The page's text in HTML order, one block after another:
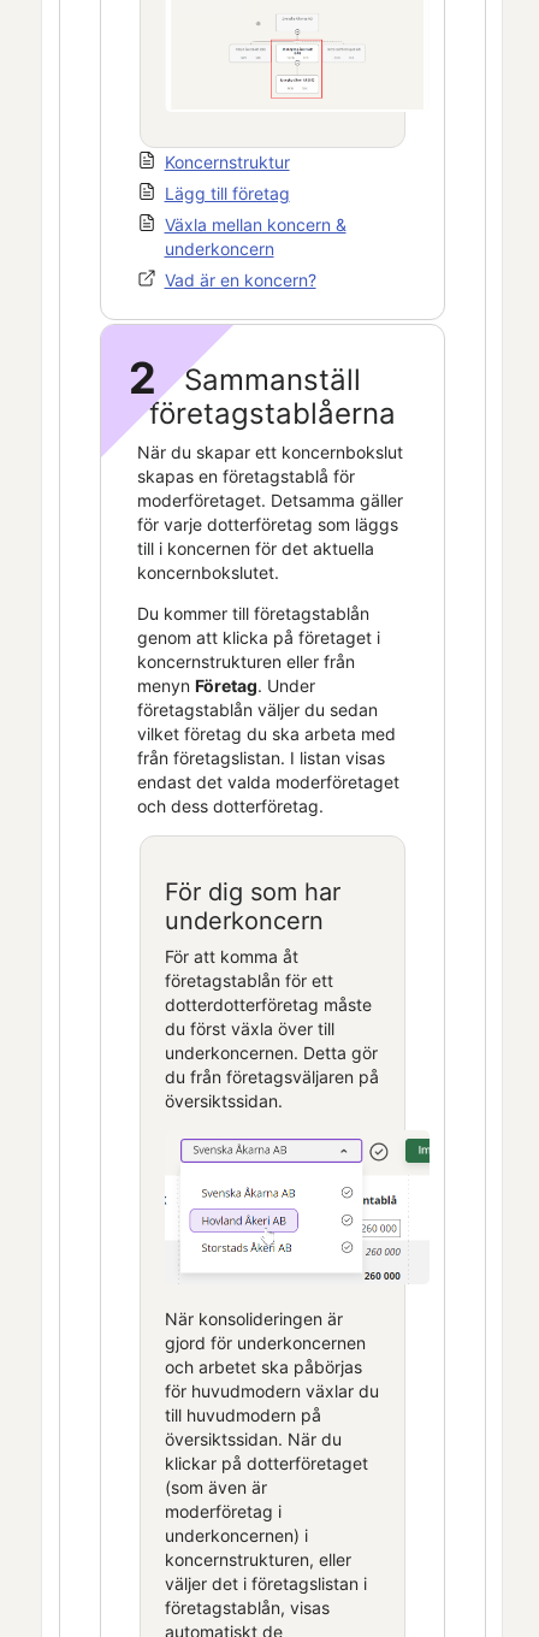
Koncernstruktur
Lägg till företag
Växla mellan koncern &
underkoncern
Vad är en koncern?
2
Sammanställ
företagstablåerna
När du skapar ett koncernbokslut
skapas en företagstablå för
moderföretaget. Detsamma gäller
för varje dotterföretag som läggs
till i koncernen för det aktuella
koncernbokslutet.
Du kommer till företagstablån
genom att klicka på företaget i
koncernstrukturen eller från
menyn Företag. Under
företagstablån väljer du sedan
vilket företag du ska arbeta med
från företagslistan. I listan visas
endast det valda moderföretaget
och dess dotterföretag.
För dig som har
underkoncern
För att komma åt
företagstablån för ett
dotterdotterföretag måste
du först växla över till
underkoncernen. Detta gör
du från företagsväljaren på
översiktssidan.
När konsolideringen är
gjord för underkoncernen
och arbetet ska påbörjas
för huvudmodern växlar du
till huvudmodern på
översiktssidan. När du
klickar på dotterföretaget
(som även är
moderföretag i
underkoncernen) i
koncernstrukturen, eller
väljer det i företagslistan i
företagstablån, visas
automatiskt de